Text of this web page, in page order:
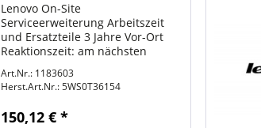
Lenovo On-Site
Serviceerweiterung Arbeitszeit
und Ersatzteile 3 Jahre Vor-Ort
Reaktionszeit: am nächsten
A485; L380; L380 Yoga; L390; L390
Yoga; L490; L580; L590; T49X;
Art.Nr.: 1183603
Herst.Art.Nr.:5WS0T36154
150,12 € *